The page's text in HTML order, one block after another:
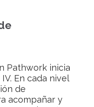
Pathwork inicia
En cada nivel
de
acompañar y